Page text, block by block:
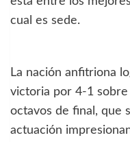
cual es sede.
La nación anfitriona
victoria por 4-1 sobre
octavos de final, que
actuación